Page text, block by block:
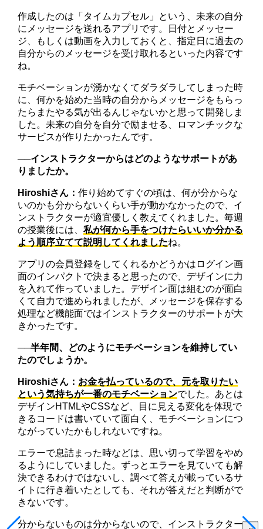
作成したのは「タイムカプセル」という、未来の自分
にメッセージを送れるアプリです。日付とメッセー
ジ、もしくは動画を入力しておくと、指定日に過去の
自分からのメッセージを受け取れるといった内容です
ね。
モチベーションが湧かなくてダラダラしてしまった時
に、何かを始めた当時の自分からメッセージをもらっ
たらまたやる気が出るんじゃないかと思って開発しま
した。未来の自分を自分で励ませる、ロマンチックな
サービスが作りたかったんです。
──インストラクターからはどのようなサポートがあ
りましたか。
Hiroshiさん：作り始めてすぐの頃は、何が分からな
いのかも分からないくらい手が動かなかったので、イ
ンストラクターが適宜優しく教えてくれました。毎週
の授業後には、私が何から手をつけたらいいか分かる
よう順序立てて説明してくれましたね。
アプリの会員登録をしてくれるかどうかはログイン画
面のインパクトで決まると思ったので、デザインに力
を入れて作っていました。デザイン面は組むのが面白
くて自力で進められましたが、メッセージを保存する
処理など機能面ではインストラクターのサポートが大
きかったです。
──半年間、どのようにモチベーションを維持してい
たのでしょうか。
Hiroshiさん ： お金を払っているので、元を取りたい
という気持ちが一番のモチベーションでした。あとは
デザインHTMLやCSSなど、目に見える変化を体現で
きるコードは書いていて面白く、モチベーションにつ
ながっていたかもしれないですね。
エラーで息詰まった時などは、思い切って学習をやめ
るようにしていました。ずっとエラーを見ていても解
決できるわけではないし、調べて答えが載っているサ
イトに行き着いたとしても、それが答えだと判断がで
きないです。
分からないものは分からないので、インストラクター